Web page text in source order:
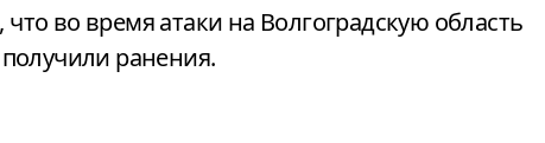
во время атаки на Волгоградскую область
ранения.